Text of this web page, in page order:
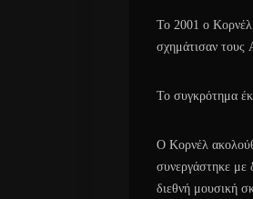
Το 2001 ο Κορνέλ
σχημάτισαν τους
Το συγκρότημα
Ο Κορνέλ
συνεργάστηκε με
διεθνή μουσική